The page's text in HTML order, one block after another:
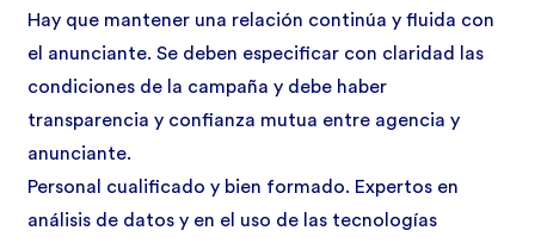
Hay que mantener una relación continúa y fluida con
el anunciante. Se deben especificar con claridad las
condiciones de la campaña y debe haber
transparencia y confianza mutua entre agencia y
anunciante.
Personal cualificado y bien formado. Expertos en
análisis de datos y en el uso de las tecnologías